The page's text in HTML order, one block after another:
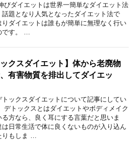
びダイエットは世界一簡単なダイエット法
話題となり人気となったダイエット法で
りダイエットは誰もが簡単に無理なく行い
です。 …
ックスダイエット】体から老廃物
有害物質を排出してダイエッ
トックスダイエットについて記事にしてい
デトックスとはダイエットやボディメイク
る方なら、良く耳にする言葉だと思いま
は日常生活で体に良くないものが入り込ん
りもしま …